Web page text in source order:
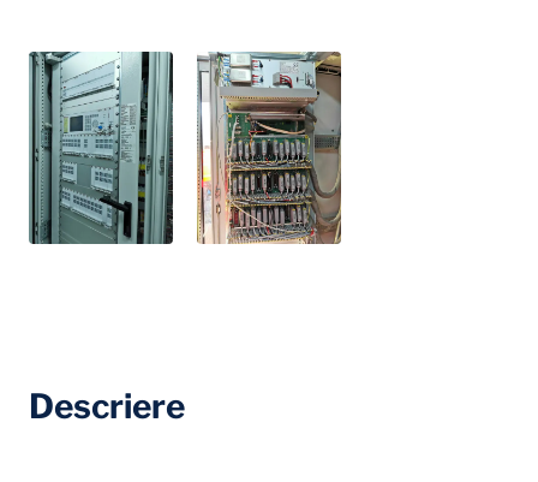
Descriere